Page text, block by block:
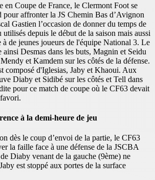
en Coupe de France, le Clermont Foot se
pour affronter la JS Chemin Bas d’Avignon
Gastien l’occasion de donner du temps de
utilisés depuis le début de la saison mais aussi
à de jeunes joueurs de l'équipe National 3. Le
ainsi Desmas dans les buts, Magnin et Seidu
et Kamdem sur les côtés de la défense.
composé d'Iglesias, Jaby et Khaoui. Aux
Diaby et Sidibé sur les côtés et Tell dans
pour ce match de coupe où le CF63 devait
à la demi-heure de jeu
dès le coup d’envoi de la partie, le CF63
la faille face à une défense de la JSCBA
Diaby venant de la gauche (9ème) ne
est stoppé aux portes de la surface